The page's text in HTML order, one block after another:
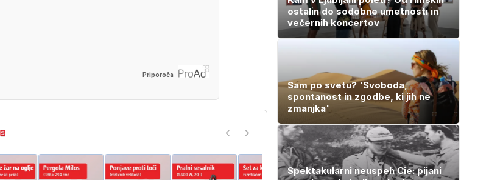
Priporoča
ostalin do sodobne umetnosti in
večernih koncertov
Sam po svetu? 'Svoboda,
spontanost in zgodbe, ki jih ne
zmanjka'
Spektakularni neuspeh Cie: pijani